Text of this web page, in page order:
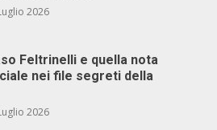
2026
Feltrinelli e quella nota
nei file segreti della
2026